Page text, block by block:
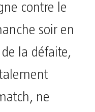
contre le
soir en
la défaite,
ne